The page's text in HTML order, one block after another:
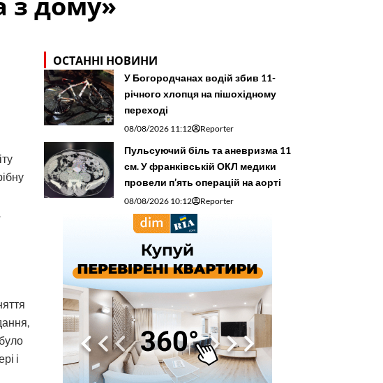
і
ОСТАННІ НОВИНИ
У Богородчанах водій збив 11-
річного хлопця на пішохідному
переході
08/08/2026 11:12 Reporter
Пульсуючий біль та аневризма 11
см. У франківській ОКЛ медики
провели п’ять операцій на аорті
08/08/2026 10:12 Reporter